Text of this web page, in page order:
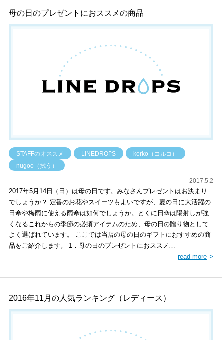
母の日のプレゼントにおススメの商品
STAFFのオススメ LINEDROPS
korko（コルコ）
nugoo（拭う）
2017.5.2
2017年5月14日（日）は母の日です。みなさんプレゼントはお決まり
でしょうか？ 定番のお花やスイーツもよいですが、夏の日に大活躍の
日傘や梅雨に使える雨傘は如何でしょうか。とくに日傘は陽射しが強
くなるこれからの季節の必須アイテムのため、母の日の贈り物として
よく選ばれています。 ここでは当店の母の日のギフトにおすすめの商
品をご紹介します。 1．母の日のプレゼントにおススメ…
read more
2016年11月の人気ランキング（レディース）